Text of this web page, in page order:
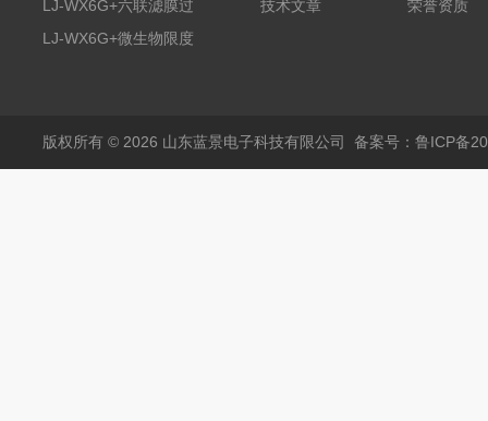
限度仪
LJ-WX6G+六联滤膜过
滤器
LJ-WX6G+微生物限度
技术文章 荣誉资质
版权所有 © 2026 山东蓝景电子科技有限公司 备案号：鲁ICP备